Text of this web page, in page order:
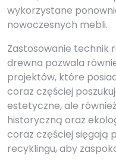
wykorzystane
nowoczesnych mebli.
Zastosowanie technik
drewna pozwala
projektów, które
coraz częściej
estetyczne, ale
historyczną oraz
coraz częściej sięgają
recyklingu, aby